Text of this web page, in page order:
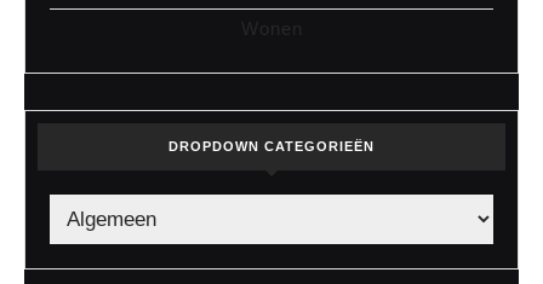
Wonen
DROPDOWN CATEGORIEËN